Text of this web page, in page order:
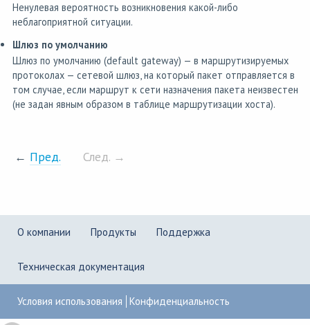
Ненулевая вероятность возникновения какой-либо
неблагоприятной ситуации.
Шлюз по умолчанию
Шлюз по умолчанию (default gateway) — в маршрутизируемых
протоколах — сетевой шлюз, на который пакет отправляется в
том случае, если маршрут к сети назначения пакета неизвестен
(не задан явным образом в таблице маршрутизации хоста).
← Пред. След. →
О компании Продукты Поддержка
Техническая документация
Условия использования Конфиденциальность